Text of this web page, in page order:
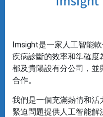
Imsight是一家人工智能
疾病診斷的效率和準確
都及貴陽設有分公司，並
合作。
我們是一個充滿熱情和活
緊迫問題提供人工智能